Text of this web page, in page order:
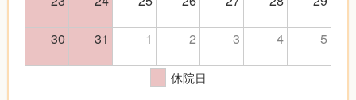
30
31 1 2 3 4 5
休院日